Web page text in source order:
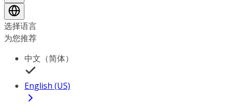
选择语言
为您推荐
中文（简体）
English (US)